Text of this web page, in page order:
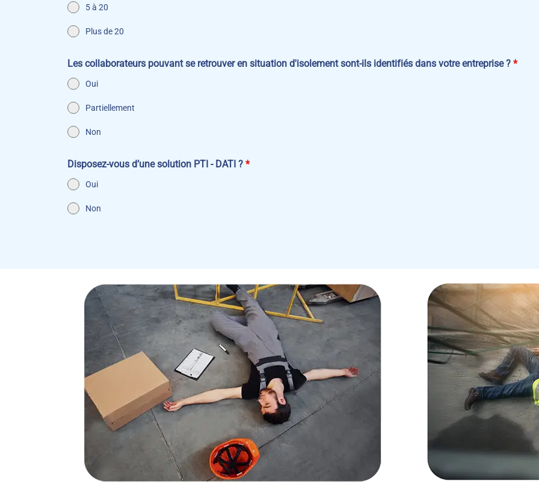
5 à 20
Plus de 20
Les collaborateurs pouvant se retrouver en situation d'isolement sont-ils identifiés dans votre entreprise ? *
Oui
Partiellement
Non
Disposez-vous d’une solution PTI - DATI ? *
Oui
Non